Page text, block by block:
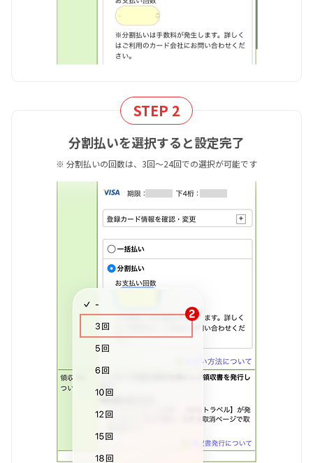
STEP 2
分割払いを選択すると設定完了
※ 分割払いの回数は、3回～24回での選択が可能です